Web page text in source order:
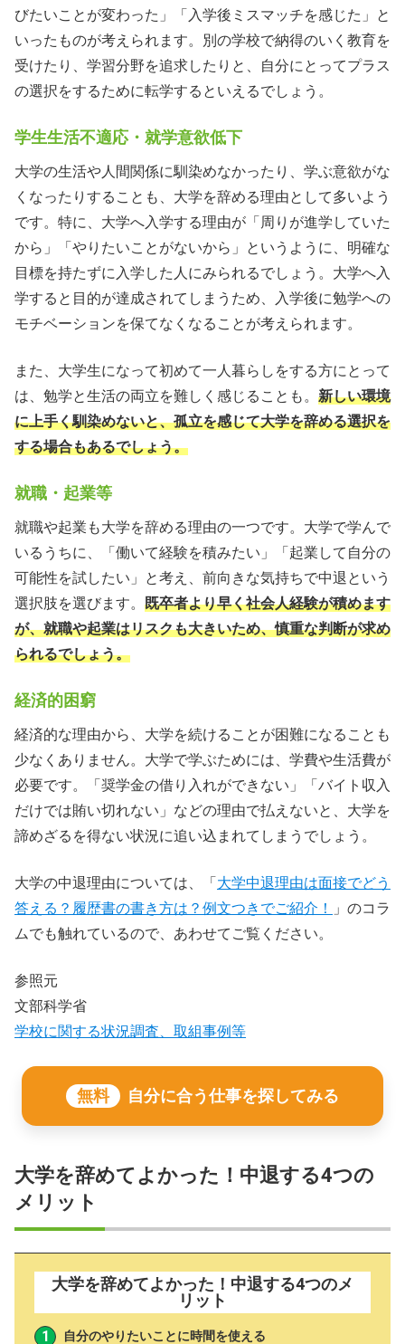
びたいことが変わった」「入学後ミスマッチを感じた」と
いったものが考えられます。別の学校で納得のいく教育を
受けたり、学習分野を追求したりと、自分にとってプラス
の選択をするために転学するといえるでしょう。
学生生活不適応・就学意欲低下
大学の生活や人間関係に馴染めなかったり、学ぶ意欲がな
くなったりすることも、大学を辞める理由として多いよう
です。特に、大学へ入学する理由が「周りが進学していた
から」「やりたいことがないから」というように、明確な
目標を持たずに入学した人にみられるでしょう。大学へ入
学すると目的が達成されてしまうため、入学後に勉学への
モチベーションを保てなくなることが考えられます。
また、大学生になって初めて一人暮らしをする方にとって
は、勉学と生活の両立を難しく感じることも。 新しい環境
に上手く馴染めないと、孤立を感じて大学を辞める選択を
する場合もあるでしょう。
就職・起業等
就職や起業も大学を辞める理由の一つです。大学で学んで
いるうちに、「働いて経験を積みたい」「起業して自分の
可能性を試したい」と考え、前向きな気持ちで中退という
選択肢を選びます。 既卒者より早く社会人経験が積めます
が、就職や起業はリスクも大きいため、慎重な判断が求め
られるでしょう。
経済的困窮
経済的な理由から、大学を続けることが困難になることも
少なくありません。大学で学ぶためには、学費や生活費が
必要です。「奨学金の借り入れができない」「バイト収入
だけでは賄い切れない」などの理由で払えないと、大学を
諦めざるを得ない状況に追い込まれてしまうでしょう。
大学の中退理由については、「大学中退理由は面接でどう
答える？履歴書の書き方は？例文つきでご紹介！
」のコラ
ムでも触れているので、あわせてご覧ください。
参照元
文部科学省
学校に関する状況調査、取組事例等
無料 自分に合う仕事を探してみる
大学を辞めてよかった！中退する4つの
メリット
大学を辞めてよかった！中退する4つのメ
リット
自分のやりたいことに時間を使える